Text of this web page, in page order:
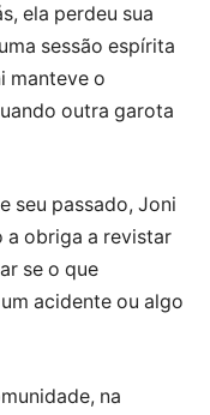
ela perdeu sua
sessão espírita
manteve o
outra garota
seu passado, Joni
a obriga a revistar
se o que
acidente ou algo
na